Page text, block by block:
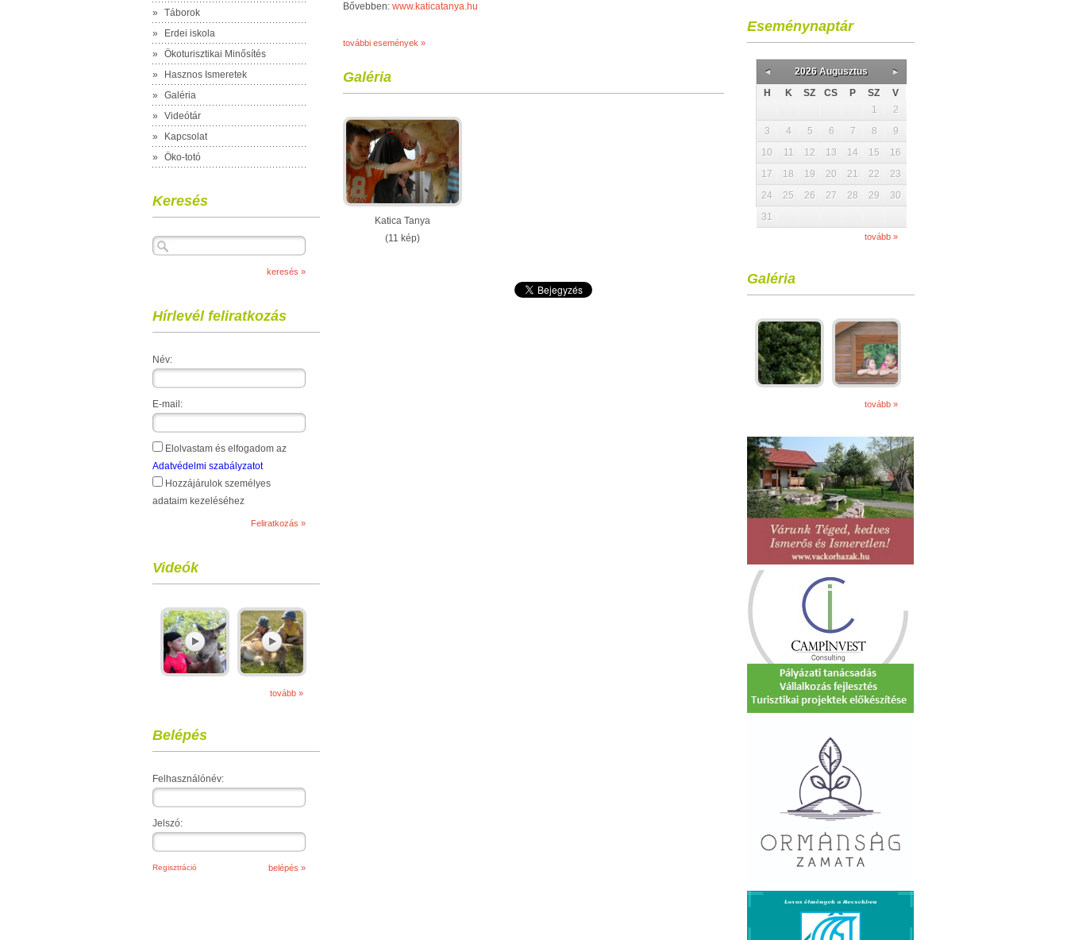
»
Táborok
»
Erdei iskola
»
Ökoturisztikai Minősítés
»
Hasznos Ismeretek
»
Galéria
»
Videótár
»
Kapcsolat
»
Öko-totó
Keresés
Hírlevél feliratkozás
Név:
E-mail:
Elolvastam és elfogadom az
Adatvédelmi szabályzatot
Hozzájárulok személyes
adataim kezeléséhez
Videók
tovább »
Belépés
Felhasználónév:
Jelszó:
Regisztráció
Bővebben: www.katicatanya.hu
további események »
Galéria
Katica Tanya
(11 kép)
Eseménynaptár
2026 Augusztus
H
K SZ CS P SZ
V
1
2
3
4 5 6 7 8
9
10
11 12 13 14 15
16
17
18 19 20 21 22
23
24
25 26 27 28 29
30
31
tovább »
Galéria
tovább »